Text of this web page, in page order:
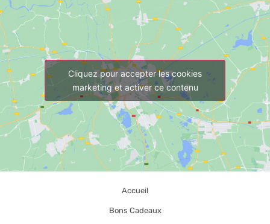
Cliquez pour accepter les cookies
marketing et activer ce contenu
Accueil
Bons Cadeaux